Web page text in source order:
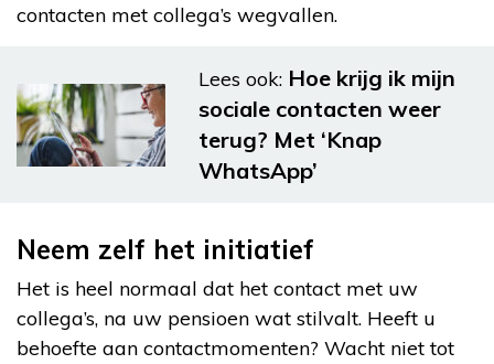
contacten met collega’s wegvallen.
Lees ook: Hoe krijg ik mijn
sociale contacten weer
terug? Met ‘Knap
WhatsApp’
Neem zelf het initiatief
Het is heel normaal dat het contact met uw
collega’s, na uw pensioen wat stilvalt. Heeft u
behoefte aan contactmomenten? Wacht niet tot